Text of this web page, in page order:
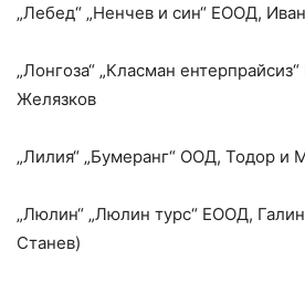
„Лебед“ „Ненчев и син“ ЕООД,
„Лонгоза“ „Класман
Желязков
„Лилия“ „Бумеранг“ ООД, Тодор и
„Люлин“ „Люлин турс“ ЕООД,
Станев)